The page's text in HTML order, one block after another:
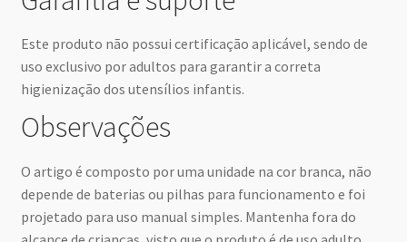
Este produto não possui certificação aplicável, sendo de
uso exclusivo por adultos para garantir a correta
higienização dos utensílios infantis.
Observações
O artigo é composto por uma unidade na cor branca, não
depende de baterias ou pilhas para funcionamento e foi
projetado para uso manual simples. Mantenha fora do